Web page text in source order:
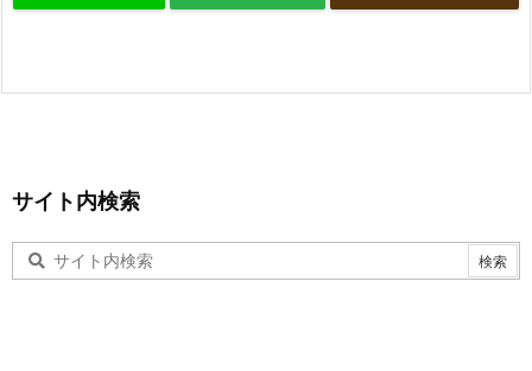
サイト内検索